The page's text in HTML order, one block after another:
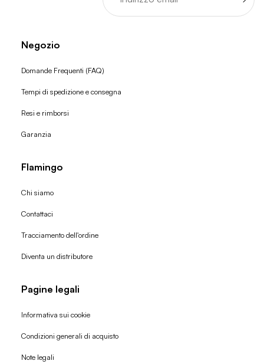
Negozio
Domande Frequenti (FAQ)
Tempi di spedizione e consegna
Resi e rimborsi
Garanzia
Flamingo
Chi siamo
Contattaci
Tracciamento dell'ordine
Diventa un distributore
Pagine legali
Informativa sui cookie
Condizioni generali di acquisto
Note legaliPolitica di rimborso